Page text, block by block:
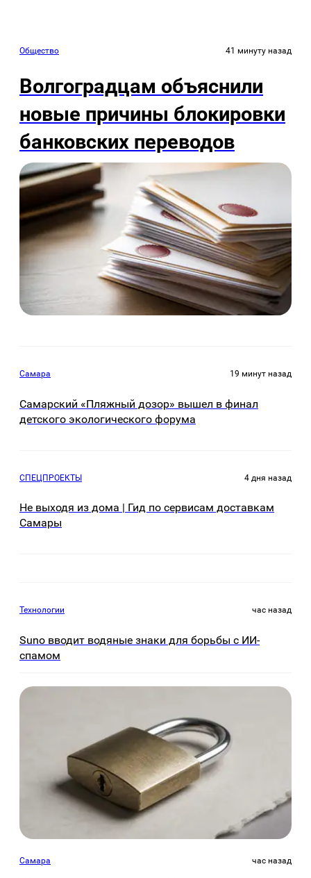
Общество 41 минуту назад
Волгоградцам объяснили
новые причины блокировки
банковских переводов
Самара 19 минут назад
Самарский «Пляжный дозор» вышел в финал
детского экологического форума
СПЕЦПРОЕКТЫ 4 дня назад
Не выходя из дома | Гид по сервисам доставкам
Самары
Технологии час назад
Suno вводит водяные знаки для борьбы с ИИ-
спамом
Самара час назад